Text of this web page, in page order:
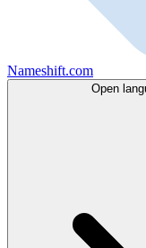
Nameshift.com
Open